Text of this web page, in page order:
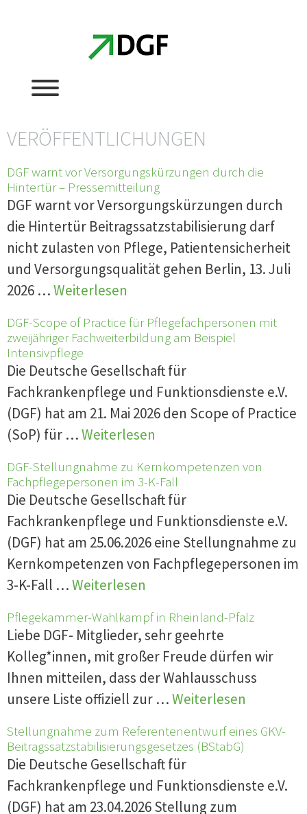
VERÖFFENTLICHUNGEN
DGF warnt vor Versorgungskürzungen durch die
Hintertür – Pressemitteilung
DGF warnt vor Versorgungskürzungen durch
die Hintertür Beitragssatzstabilisierung darf
nicht zulasten von Pflege, Patientensicherheit
und Versorgungsqualität gehen Berlin, 13. Juli
2026 …Weiterlesen
DGF-Scope of Practice für Pflegefachpersonen mit
zweijähriger Fachweiterbildung am Beispiel
Intensivpflege
Die Deutsche Gesellschaft für
Fachkrankenpflege und Funktionsdienste e.V.
(DGF) hat am 21. Mai 2026 den Scope of Practice
(SoP) für …Weiterlesen
DGF-Stellungnahme zu Kernkompetenzen von
Fachpflegepersonen im 3-K-Fall
Die Deutsche Gesellschaft für
Fachkrankenpflege und Funktionsdienste e.V.
(DGF) hat am 25.06.2026 eine Stellungnahme zu
Kernkompetenzen von Fachpflegepersonen im
3-K-Fall …Weiterlesen
Pflegekammer-Wahlkampf in Rheinland-Pfalz
Liebe DGF- Mitglieder, sehr geehrte
Kolleg*innen, mit großer Freude dürfen wir
Ihnen mitteilen, dass der Wahlausschuss
unsere Liste offiziell zur …Weiterlesen
Stellungnahme zum Referentenentwurf eines GKV-
Beitragssatzstabilisierungsgesetzes (BStabG)
Die Deutsche Gesellschaft für
Fachkrankenpflege und Funktionsdienste e.V.
(DGF) hat am 23.04.2026 Stellung zum